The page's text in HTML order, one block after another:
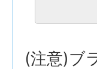
(注意)ブ